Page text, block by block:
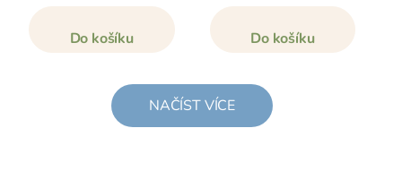
Do košíku Do košíku
NAČÍST VÍCE